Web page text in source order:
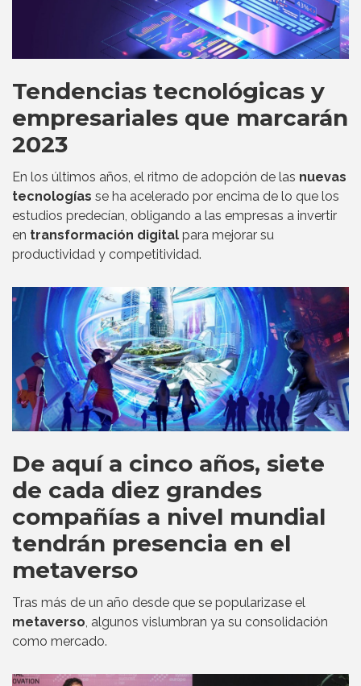
Tendencias tecnológicas y
empresariales que marcarán
2023
En los últimos años, el ritmo de adopción de las nuevas
tecnologías se ha acelerado por encima de lo que los
estudios predecían, obligando a las empresas a invertir
en transformación digital para mejorar su
productividad y competitividad.
De aquí a cinco años, siete
de cada diez grandes
compañías a nivel mundial
tendrán presencia en el
metaverso
Tras más de un año desde que se popularizase el
metaverso, algunos vislumbran ya su consolidación
como mercado.